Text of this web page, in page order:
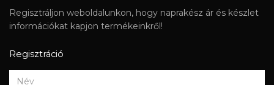
Regisztráljon weboldalunkon, hogy naprakész ár és készlet
információkat kapjon termékeinkről!
Regisztráció